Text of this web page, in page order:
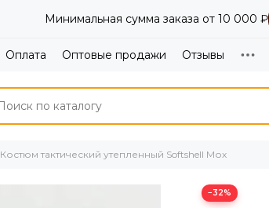
Минимальная сумма заказа от 10 000 ₽
Оплата Оптовые продажи Отзывы
Костюм тактический утепленный Softshell Мох
−32%